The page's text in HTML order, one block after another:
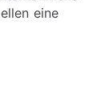
eine